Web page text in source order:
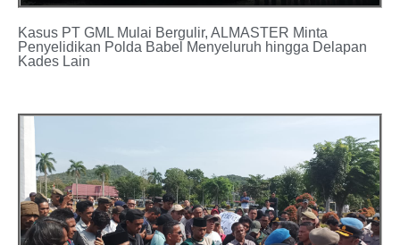
Kasus PT GML Mulai Bergulir, ALMASTER Minta
Penyelidikan Polda Babel Menyeluruh hingga Delapan
Kades Lain